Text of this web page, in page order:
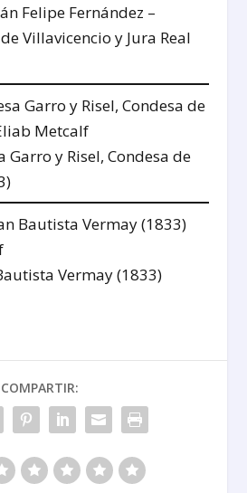
Felipe Fernández –
Villavicencio y Jura Real
Garro y Risel, Condesa de
Vermay (1833)
COMPARTIR: